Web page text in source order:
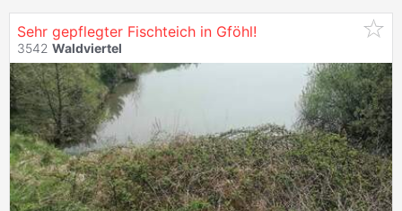
Sehr gepflegter Fischteich in Gföhl!
3542 Waldviertel